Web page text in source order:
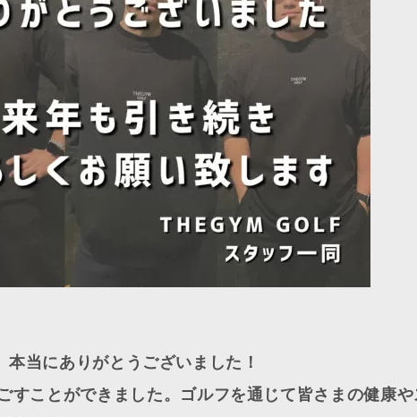
当にありがとうございました！
すことができました。ゴルフを通じて皆さまの健康